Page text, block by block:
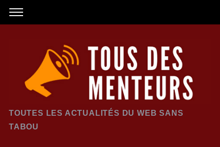
TOUTES LES ACTUALITÉS DU WEB SANS
TABOU